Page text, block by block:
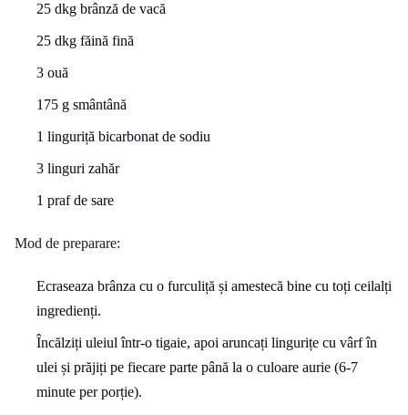
25 dkg brânză de vacă
25 dkg făină fină
3 ouă
175 g smântână
1 linguriță bicarbonat de sodiu
3 linguri zahăr
1 praf de sare
Mod de preparare:
Ecraseaza brânza cu o furculiță și amestecă bine cu toți ceilalți
ingredienți.
Încălziți uleiul într-o tigaie, apoi aruncați lingurițe cu vârf în
ulei și prăjiți pe fiecare parte până la o culoare aurie (6-7
minute per porție).